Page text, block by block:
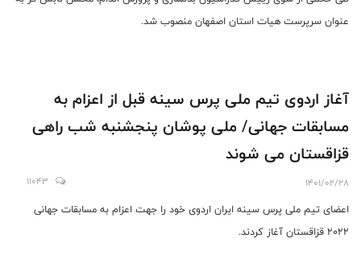
عنوان سرپرست هیات استان اصفهان منصوب شد.
آغاز اردوی تیم ملی پرس سینه قبل از اعزام به
مسابقات جهانی/ ملی پوشان پنجشنبه شب راهی
قزاقستان می شوند
1401/02/28
11043
اعضای تیم ملی پرس سینه ایران اردوی خود را جهت اعزام به مسابقات جهانی
2022 قزاقستان آغاز کردند.